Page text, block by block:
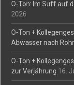
O-Ton: Im Suff auf
2026
O-Ton +
Abwasser nach
O-Ton +
zur Verjährung 16.